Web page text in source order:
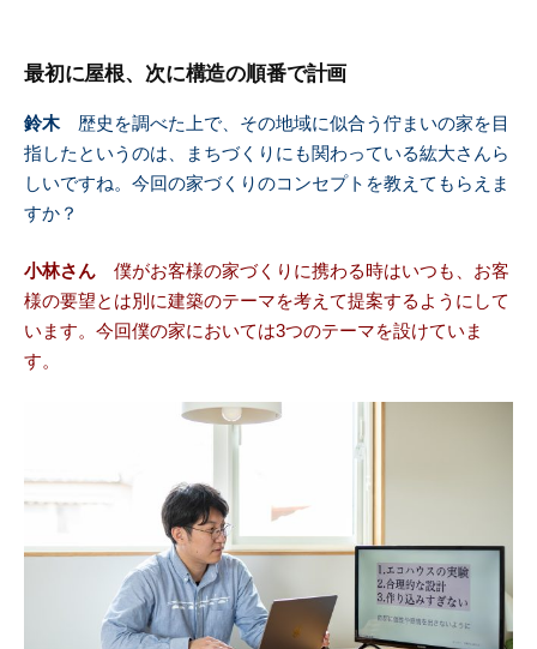
最初に屋根、次に構造の順番で計画
鈴木歴史を調べた上で、その地域に似合う佇まいの家を目
指したというのは、まちづくりにも関わっている紘大さんら
しいですね。今回の家づくりのコンセプトを教えてもらえま
すか？
小林さん 僕がお客様の家づくりに携わる時はいつも、お客
様の要望とは別に建築のテーマを考えて提案するようにして
います。今回僕の家においては3つのテーマを設けていま
す。